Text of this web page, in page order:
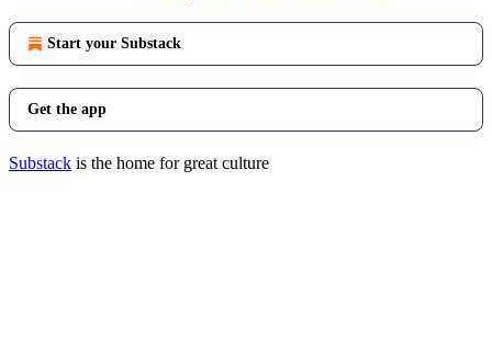
Start your Substack
Get the app
Substack is the home for great culture